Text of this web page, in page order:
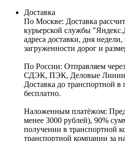
Доставка
По Москве: Доставка
курьерской службы
адреса доставки, дня
загруженности дорог и
По России: Отправляем
СДЭК, ПЭК, Деловые
Доставка до транспортной
бесплатно.
Наложенным платёжом:
менее 3000 рублей), 90%
получении в транспортной
транспортной компании за